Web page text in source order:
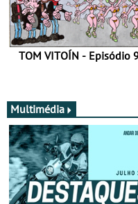
TOM VITOÍN - Episódio
Multimédia